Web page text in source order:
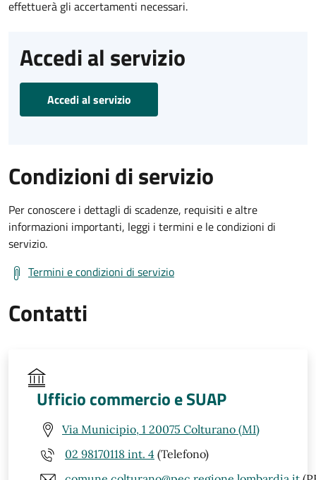
effettuerà gli accertamenti necessari.
Accedi al servizio
Accedi al servizio
Condizioni di servizio
Per conoscere i dettagli di scadenze, requisiti e altre
informazioni importanti, leggi i termini e le condizioni di
servizio.
Termini e condizioni di servizio
Contatti
Ufficio commercio e SUAP
Via Municipio, 1 20075 Colturano (MI)
02 98170118 int. 4 (Telefono)